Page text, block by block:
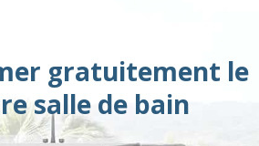
gratuitement le
salle de bain